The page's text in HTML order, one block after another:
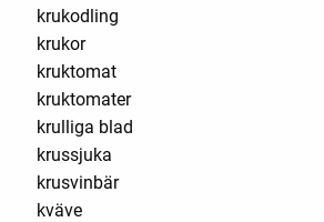
krukodling
krukor
kruktomat
kruktomater
krulliga blad
krussjuka
krusvinbär
kväve